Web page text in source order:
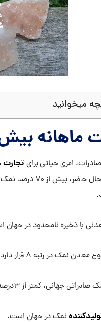
میخوانید
بیش از ۲ هزار و پانصد تن
امری حیاتی برایتجارت
دهم را
با ذخیره نامحدود در جهان
نمک در رتبه ۸ قرار دارد. از نظر
جهانی، کمتر از ۳درصد می باشد.
نمک در جهان است.